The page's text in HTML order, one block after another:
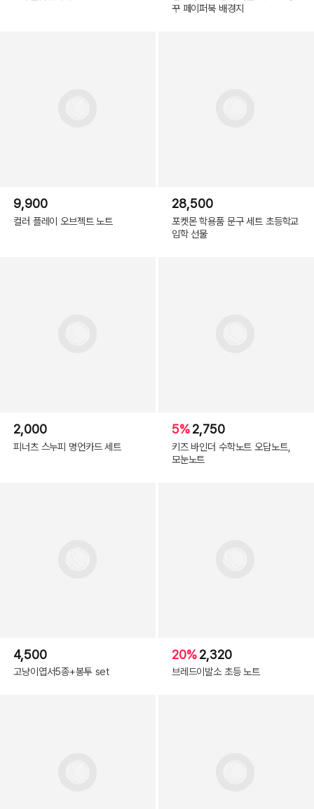
꾸 페이퍼북 배경지
9,900
컬러 플레이 오브젝트 노트
28,500
포켓몬 학용품 문구 세트 초등학교
입학 선물
2,000
피너츠 스누피 명언카드 세트
5%2,750
키즈 바인더 수학노트 오답노트,
모눈노트
4,500
고냥이엽서5종+봉투 set
20%2,320
브레드이발소 초등 노트